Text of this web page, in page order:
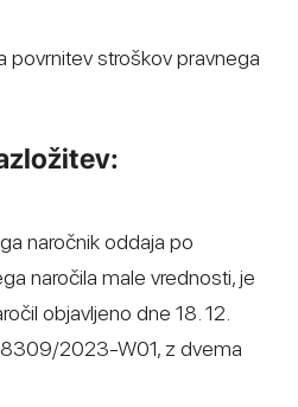
povrnitev stroškov pravnega
naročnik oddaja po
naročila male vrednosti, je
objavljeno dne 18. 12.
2023-W01, z dvema